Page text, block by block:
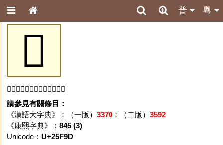
粵
普
𥾝
「𥾝」字未收錄於本資料庫。
請參見有關條目：
《漢語大字典》：（一版） 3370；（二版） 3592
《康熙字典》： 845 (3)
Unicode： U+25F9D